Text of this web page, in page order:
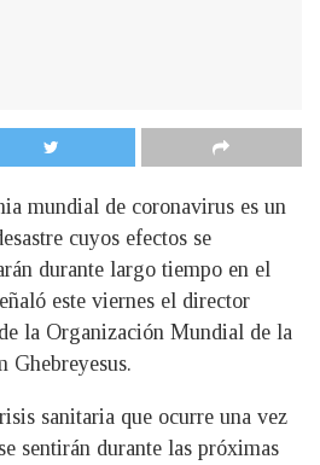
mundial de coronavirus es un
cuyos efectos se
durante largo tiempo en el
este viernes el director
la Organización Mundial de la
Ghebreyesus.
sanitaria que ocurre una vez
sentirán durante las próximas